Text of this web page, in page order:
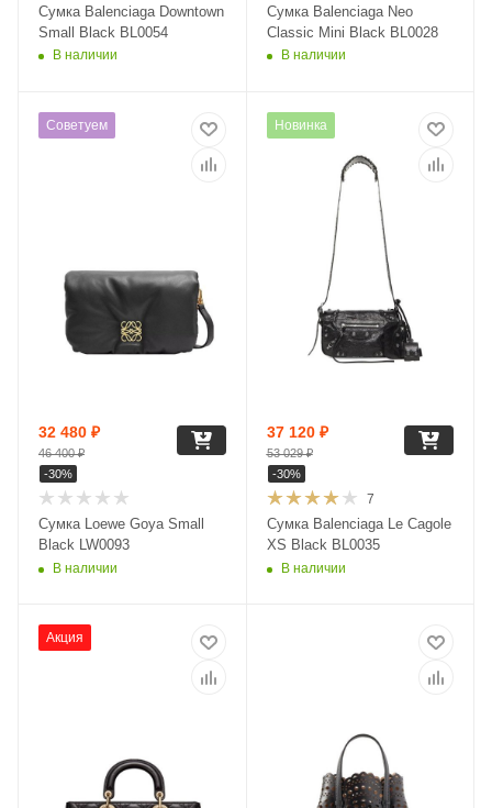
Сумка Balenciaga Downtown
Small Black BL0054
В наличии
Сумка Balenciaga Neo
Classic Mini Black BL0028
В наличии
Советуем
Сумка Loewe Goya Small
Black LW0093
В наличии
32 480 ₽
46 400₽
-30%
Новинка
7
Сумка Balenciaga Le Cagole
XS Black BL0035
В наличии
37 120₽
53 029₽
-30%
Акция